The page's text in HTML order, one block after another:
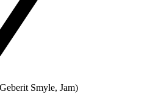
Smyle, Jam)